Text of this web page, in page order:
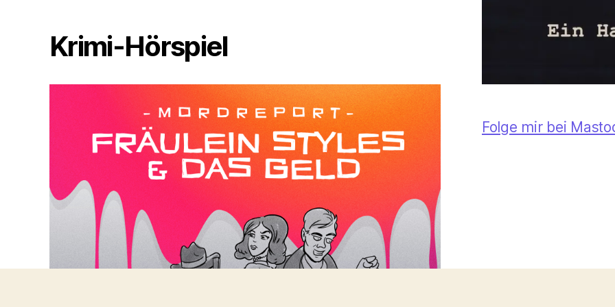
Krimi-Hörspiel
Folge mir bei